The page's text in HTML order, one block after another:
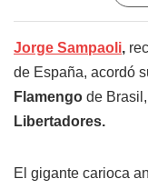
Jorge Sampaoli,
de España, acordó
Flamengo de
Libertadores.
El gigante carioca